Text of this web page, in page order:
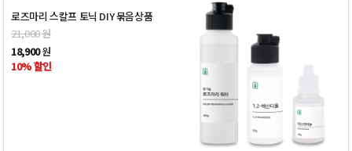
로즈마리 스칼프 토닉 DIY 묶음상품
21,000원
18,900원
10% 할인